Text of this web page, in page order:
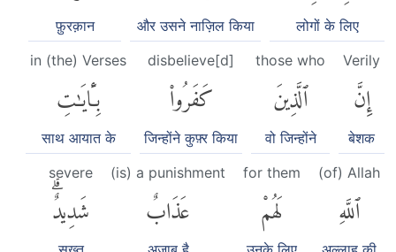
लोगों के लिए
और उसने नाज़िल किया
फ़ुरक़ान
Verily
إِنَّ
बेशक
those who
ٱلَّذِينَ
वो जिन्होंने
disbelieve[d]
كَفَرُوا۟
जिन्होंने कुफ़्र किया
in (the) Verses
بِـَٔايَٰتِ
साथ आयात के
(of) Allah
ٱللَّهِ
for them
لَهُمْ
(is) a punishment
عَذَابٌ
severe
شَدِيدٌۗ